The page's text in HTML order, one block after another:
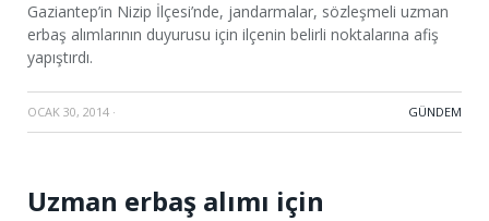
Gaziantep’in Nizip İlçesi’nde, jandarmalar, sözleşmeli uzman
erbaş alımlarının duyurusu için ilçenin belirli noktalarına afiş
yapıştırdı.
OCAK 30, 2014 · GÜNDEM
Uzman erbaş alımı için